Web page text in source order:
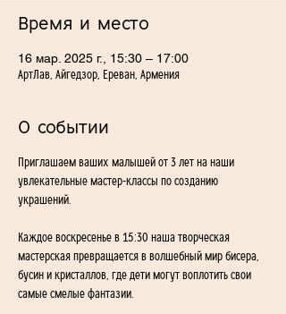
Время и место
16 мар. 2025 г., 15:30 – 17:00
АртЛав, Айгедзор, Ереван, Армения
О событии
Приглашаем ваших малышей от 3 лет на наши
увлекательные мастер-классы по созданию
украшений.
Каждое воскресенье в 15:30 наша творческая
мастерская превращается в волшебный мир бисера,
бусин и кристаллов, где дети могут воплотить свои
самые смелые фантазии.